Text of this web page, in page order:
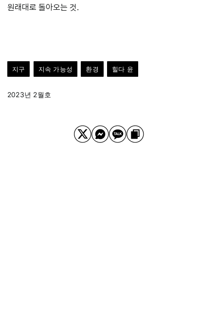
원래대로 돌아오는 것.
지구 지속 가능성 환경 힐다 윤
2023년 2월호